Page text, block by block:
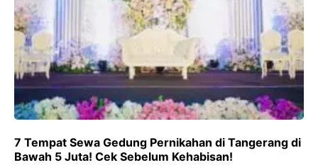
7 Tempat Sewa Gedung Pernikahan di Tangerang di
Bawah 5 Juta! Cek Sebelum Kehabisan!